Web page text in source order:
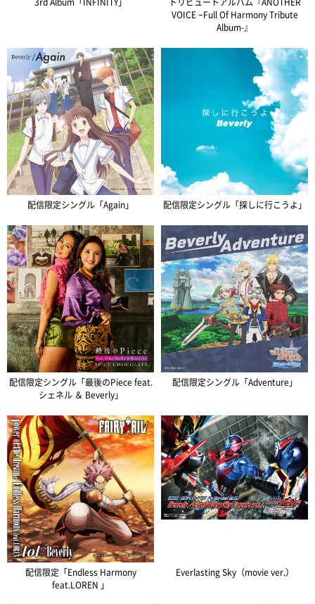
VOICE ‒Full Of Harmony Tribute
Album-』
配信限定シングル「Again」 配信限定シングル「探しに行こうよ」
配信限定シングル「最後のPiece feat.
シェネル ＆ Beverly」
配信限定シングル「Adventure」
配信限定「Endless Harmony
feat.LOREN 」
Everlasting Sky（movie ver.）